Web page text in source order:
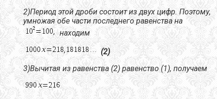
2)Период этой дроби состоит из двух цифр. Поэтому,
умножая обе части последнего равенства на
находим
(2)
3)Вычитая из равенства (2) равенство (1), получаем